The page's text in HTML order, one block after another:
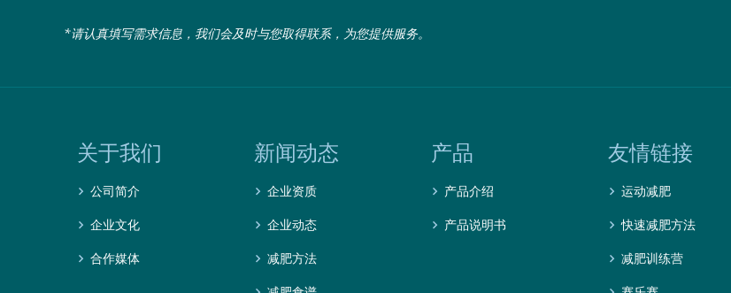
*请认真填写需求信息，我们会及时与您取得联系，为您提供服务。
关于我们
公司简介
企业文化
合作媒体
新闻动态
企业资质
企业动态
减肥方法
产品
产品介绍
产品说明书
友情链接
运动减肥
快速减肥方法
减肥训练营